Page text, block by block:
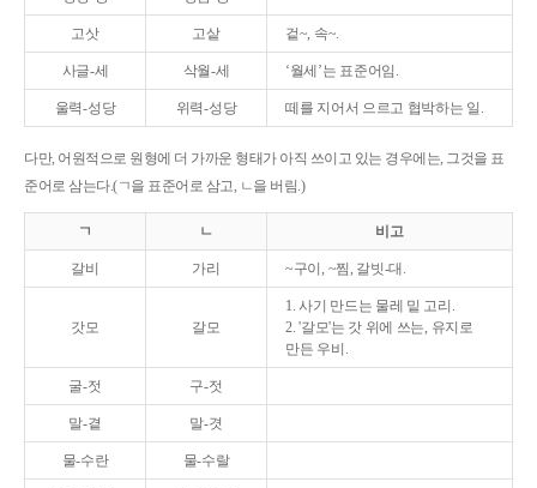
고삿 고샅 겉~, 속~.
사글-세 삭월-세 ‘월세’는 표준어임.
울력-성당 위력-성당 떼를 지어서 으르고 협박하는 일.
다만, 어원적으로 원형에 더 가까운 형태가 아직 쓰이고 있는 경우에는, 그것을 표
준어로 삼는다.(ㄱ을 표준어로 삼고, ㄴ을 버림.)
ㄱ ㄴ 비고
갈비 가리 ~구이, ~찜, 갈빗-대.
갓모 갈모
1. 사기 만드는 물레 밑 고리.
2. '갈모'는 갓 위에 쓰는, 유지로
만든 우비.
굴-젓 구-젓
말-곁 말-겻
물-수란 물-수랄